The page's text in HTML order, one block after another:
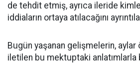
de tehdit etmiş, ayrıca ileride
iddiaların ortaya atılacağını
Bugün yaşanan gelişmelerin, aylar
iletilen bu mektuptaki